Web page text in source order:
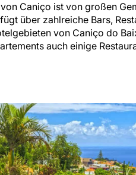
Caniço ist von großen
über zahlreiche Bars,
von Caniço do
auch einige